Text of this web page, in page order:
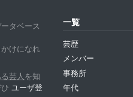
タベース
けになれ
芸人 を知
ユーザ登
一覧
芸歴
メンバー
事務所
年代